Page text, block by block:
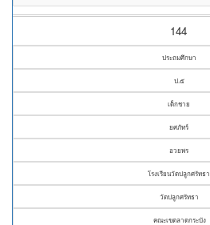
144
ประถมศึกษา
ป.๕
เด็กชาย
ยศภัทร์
อวยพร
โรงเรียนวัดปลูกศรัทธา
วัดปลูกศรัทธา
คณะเขตลาดกระบัง